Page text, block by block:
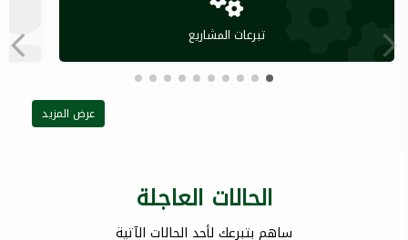
تبرعات المشاريع
عرض المزيد
الحالات العاجلة
ساهم بتبرعك لأحد الحالات الآتية